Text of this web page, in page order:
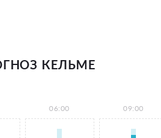
КЕЛЬМЕ
06:00 09:00